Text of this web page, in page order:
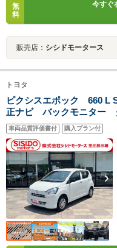
無
料
今すぐ
販売店： シシドモータース
トヨタ
ピクシスエポック 660
正ナビ バックモニター
キープアシスト オートマ
エントリー 横滑り防止
トライト Wエアバック
車両品質評価書付 購入プラン付